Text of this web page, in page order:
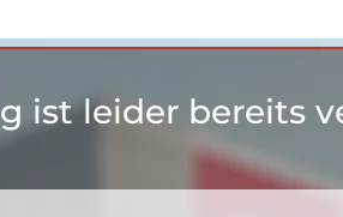
ist leider bereits